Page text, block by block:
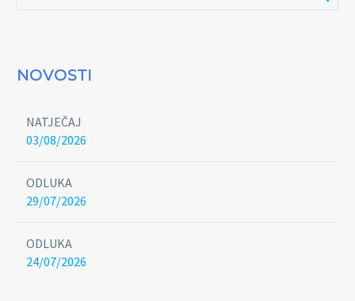
NOVOSTI
NATJEČAJ
03/08/2026
ODLUKA
29/07/2026
ODLUKA
24/07/2026